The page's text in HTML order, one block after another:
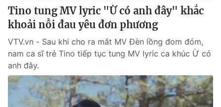
Tino tung MV lyric "Ừ có anh đây" khắc
khoải nỗi đau yêu đơn phương
VTV.vn - Sau khi cho ra mắt MV Đèn lồng đom đóm,
nam ca sĩ trẻ Tino tiếp tục tung MV lyric ca khúc Ừ có
anh đây.